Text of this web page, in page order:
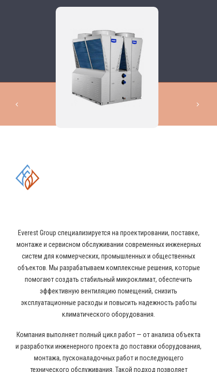
Everest Group специализируется на проектировании, поставке,
монтаже и сервисном обслуживании современных инженерных
систем для коммерческих, промышленных и общественных
объектов. Мы разрабатываем комплексные решения, которые
помогают создать стабильный микроклимат, обеспечить
эффективную вентиляцию помещений, снизить
эксплуатационные расходы и повысить надежность работы
климатического оборудования.
Компания выполняет полный цикл работ — от анализа объекта
и разработки инженерного проекта до поставки оборудования,
монтажа, пусконаладочных работ и последующего
технического обслуживания. Такой подход позволяет